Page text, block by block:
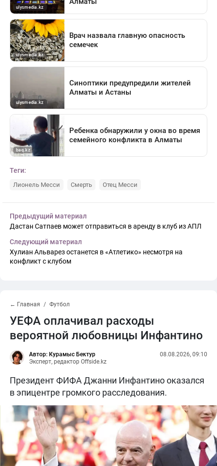
Теги:
Лионель Месси Смерть Отец Месси
Предыдущий материал
Дастан Сатпаев может отправиться в аренду в клуб из АПЛ
Следующий материал
Хулиан Альварез останется в «Атлетико» несмотря на
конфликт с клубом
← Главная Футбол
УЕФА оплачивал расходы
вероятной любовницы Инфантино
Автор: Курамыс Бектур
Эксперт, редактор Offside.kz
08.08.2026, 09:10
Президент ФИФА Джанни Инфантино оказался
в эпицентре громкого расследования.